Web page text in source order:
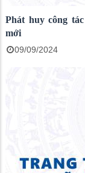
Phát huy công
mới
09/09/2024